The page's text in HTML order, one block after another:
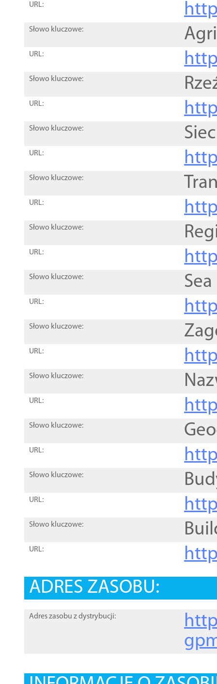
URL:
Słowo kluczowe:
URL:
Słowo kluczowe:
URL:
Słowo kluczowe:
URL:
Słowo kluczowe:
URL:
Słowo kluczowe:
URL:
Słowo kluczowe:
URL:
Słowo kluczowe:
URL:
Słowo kluczowe:
URL:
Słowo kluczowe:
URL:
Słowo kluczowe:
URL:
Słowo kluczowe:
URL:
ADRES ZASOBU:
Adres zasobu z dystrybucji: